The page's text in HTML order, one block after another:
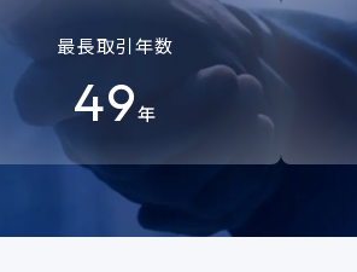
最長取引年数
49年